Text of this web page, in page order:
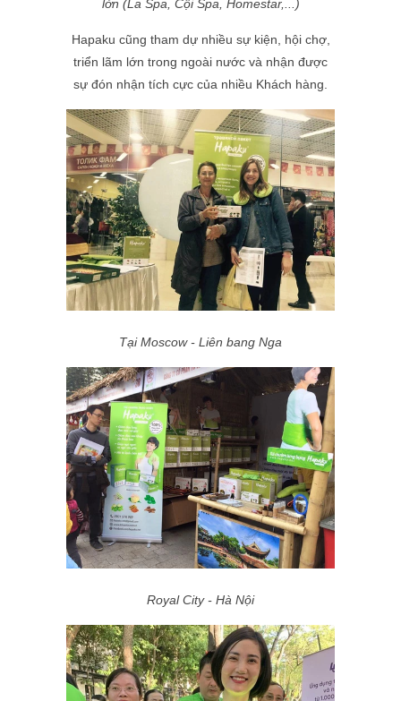
lớn (La Spa, Cội Spa, Homestar,...)
Hapaku cũng tham dự nhiều sự kiện, hội chợ,
triển lãm lớn trong ngoài nước và nhận được
sự đón nhận tích cực của nhiều Khách hàng.
Tại Moscow - Liên bang Nga
Royal City - Hà Nội